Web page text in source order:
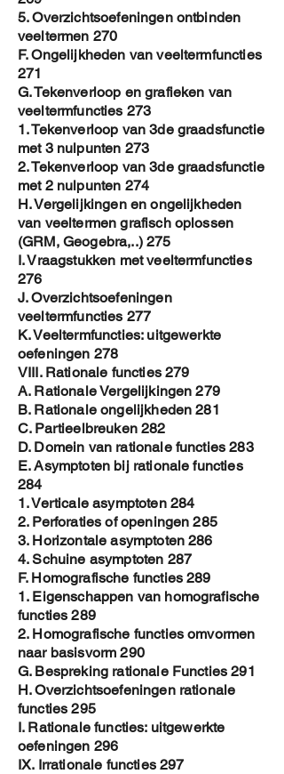
5. Overzichtsoefeningen ontbinden
veeltermen 270
F. Ongelijkheden van veeltermfuncties
271
G. Tekenverloop en grafieken van
veeltermfuncties 273
1. Tekenverloop van 3de graadsfunctie
met 3 nulpunten 273
2. Tekenverloop van 3de graadsfunctie
met 2 nulpunten 274
H. Vergelijkingen en ongelijkheden
van veeltermen grafisch oplossen
(GRM, Geogebra,..) 275
I. Vraagstukken met veeltermfuncties
276
J. Overzichtsoefeningen
veeltermfuncties 277
K. Veeltermfuncties: uitgewerkte
oefeningen 278
VIII. Rationale functies 279
A. Rationale Vergelijkingen 279
B. Rationale ongelijkheden 281
C. Partieelbreuken 282
D. Domein van rationale functies 283
E. Asymptoten bij rationale functies
284
1. Verticale asymptoten 284
2. Perforaties of openingen 285
3. Horizontale asymptoten 286
4. Schuine asymptoten 287
F. Homografische functies 289
1. Eigenschappen van homografische
functies 289
2. Homografische functies omvormen
naar basisvorm 290
G. Bespreking rationale Functies 291
H. Overzichtsoefeningen rationale
functies 295
I. Rationale functies: uitgewerkte
oefeningen 296
IX. Irrationale functies 297